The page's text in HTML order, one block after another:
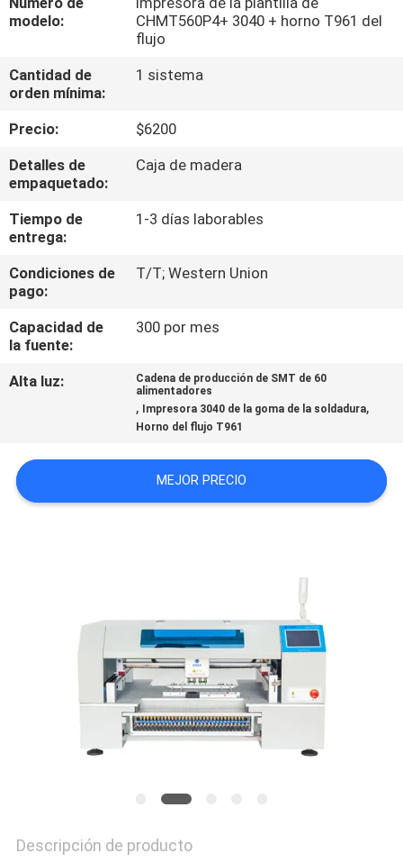
FÁBRICA
CONTROL
DE
CALIDAD
CONTACTA
CON
NOSOTROS
NOTICIAS
SHOPPING
MAPA
POLÍTICA
PRIVACIDAD
modelo:
CHMT560P4+ 3040 + horno T961 del
flujo
Cantidad de
orden mínima:
1 sistema
Precio:
$6200
Detalles de
empaquetado:
Caja de madera
Tiempo de
entrega:
1-3 días laborables
Condiciones de
pago:
T/T; Western Union
Capacidad de
la fuente:
300 por mes
Alta luz:
Cadena de producción de SMT de 60
alimentadores
, Impresora 3040 de la goma de la soldadura,
Horno del flujo T961
MEJOR PRECIO
Descripción de producto